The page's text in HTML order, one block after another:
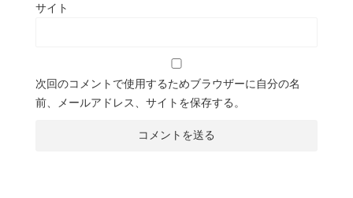
サイト
次回のコメントで使用するためブラウザーに自分の名
前、メールアドレス、サイトを保存する。